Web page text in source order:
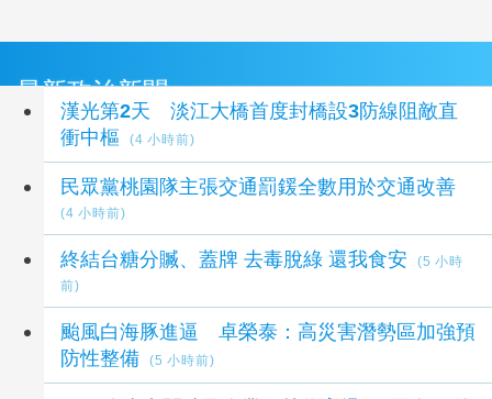
最新政治新聞
漢光第2天 淡江大橋首度封橋設3防線阻敵直
衝中樞
(4 小時前)
民眾黨桃園隊主張交通罰鍰全數用於交通改善
(4 小時前)
終結台糖分贓、蓋牌 去毒脫綠 還我食安
(5 小時
前)
颱風白海豚進逼 卓榮泰：高災害潛勢區加強預
防性整備
(5 小時前)